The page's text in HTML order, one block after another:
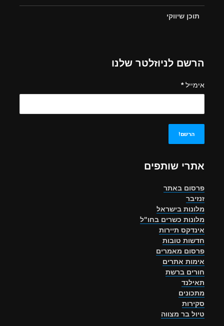
תוכן שיווקי
הרשם לניוזלטר שלנו
אימייל*
אתרי שותפים
פרסום באתר
זנזיבר
מלונות בישראל
מלונות כשרים בחו"ל
אינדקס תיירות
חדשות טובות
פרסום מאמרים
אימות אתרים
חורים ברשת
תאילנד
מתכונים
סקירות
טיול בר מצווה